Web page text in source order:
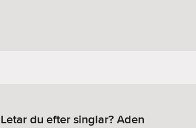
Letar du efter singlar? Aden